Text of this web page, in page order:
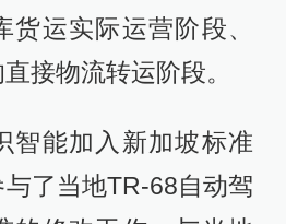
货运实际运营阶段、
接物流转运阶段。
智能加入新加坡标准
了当地TR-68自动驾